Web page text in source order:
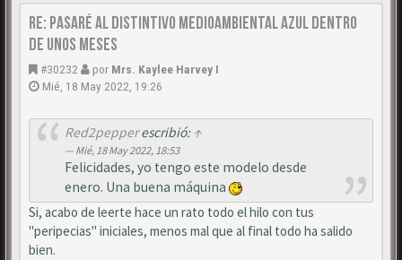
Re: Pasaré al distintivo medioambiental azul dentro
de unos meses
#30232 por Mrs. Kaylee Harvey I
Mié, 18 May 2022, 19:26
Red2pepperescribió: ↑
Mié, 18 May 2022, 18:53
Felicidades, yo tengo este modelo desde
enero. Una buena máquina
Si, acabo de leerte hace un rato todo el hilo con tus
"peripecias" iniciales, menos mal que al final todo ha salido
bien.